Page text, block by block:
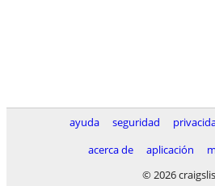
ayuda seguridad
acerca de
aplicación
© 2026